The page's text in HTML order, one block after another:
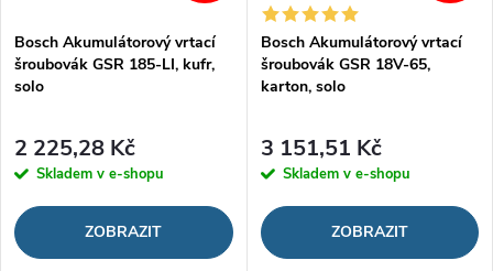
Bosch Akumulátorový vrtací
šroubovák GSR 185-LI, kufr,
solo
2 225,28 Kč
Skladem v e-shopu
ZOBRAZIT
Bosch Akumulátorový vrtací
šroubovák GSR 18V-65,
karton, solo
3 151,51 Kč
Skladem v e-shopu
ZOBRAZIT